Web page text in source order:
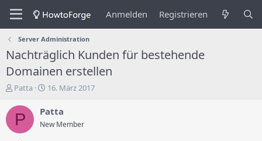
Anmelden Registrieren
Server Administration
Nachträglich Kunden für bestehende
Domainen erstellen
E
s
e
Patta
E
s
e
16. März 2017
P Patta
New Member